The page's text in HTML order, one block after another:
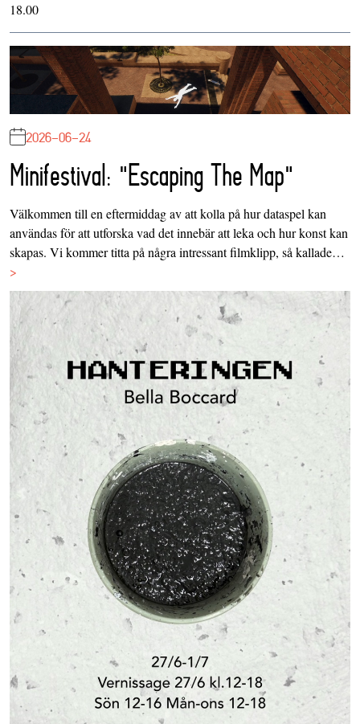
18.00
2026-06-24
Minifestival: "Escaping The Map"
Välkommen till en eftermiddag av att kolla på hur dataspel kan
användas för att utforska vad det innebär att leka och hur konst kan
skapas. Vi kommer titta på några intressant filmklipp, så kallade…
>